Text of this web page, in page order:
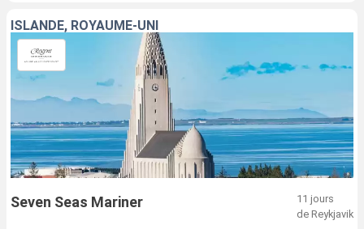
ISLANDE, ROYAUME-UNI
Seven Seas Mariner
11 jours
de Reykjavik